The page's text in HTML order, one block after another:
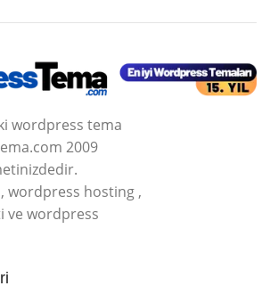
wordpress tema
2009
wordpress hosting ,
ve wordpress